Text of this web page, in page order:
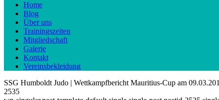
Home
Blog
Über uns
Trainingszeiten
Mitgliedschaft
Galerie
Kontakt
Vereinsbekleidung
SSG Humboldt Judo | Wettkampfbericht Mauritius-Cup am
2535